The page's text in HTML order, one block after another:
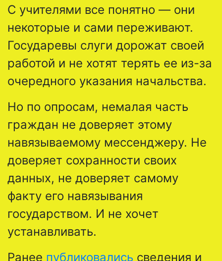
С учителями все понятно — они
некоторые и сами переживают.
Государевы слуги дорожат своей
работой и не хотят терять ее из-за
очередного указания начальства.
Но по опросам, немалая часть
граждан не доверяет этому
навязываемому мессенджеру. Не
доверяет сохранности своих
данных, не доверяет самому
факту его навязывания
государством. И не хочет
устанавливать.
Ранее публиковались сведения и